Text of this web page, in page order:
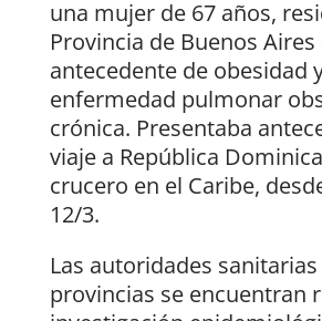
una mujer de 67 años,
Provincia de Buenos Aires
antecedente de obesidad
enfermedad pulmonar
crónica. Presentaba
viaje a República
crucero en el Caribe,
12/3.
Las autoridades sanitarias
provincias se encuentran